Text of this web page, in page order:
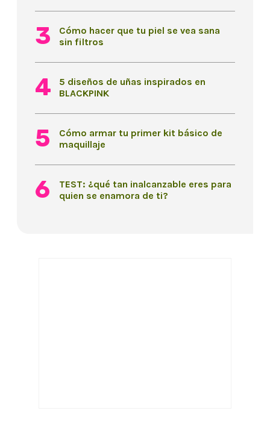
Cómo hacer que tu piel se vea sana
sin filtros
5 diseños de uñas inspirados en
BLACKPINK
Cómo armar tu primer kit básico de
maquillaje
TEST: ¿qué tan inalcanzable eres para
quien se enamora de ti?